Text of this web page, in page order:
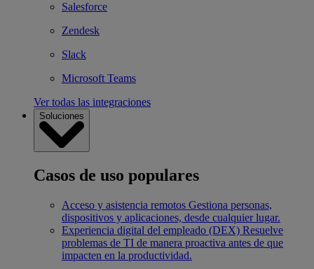
Salesforce
Zendesk
Slack
Microsoft Teams
Ver todas las integraciones
Soluciones
Casos de uso populares
Acceso y asistencia remotos Gestiona personas,
dispositivos y aplicaciones, desde cualquier lugar.
Experiencia digital del empleado (DEX) Resuelve
problemas de TI de manera proactiva antes de que
impacten en la productividad.